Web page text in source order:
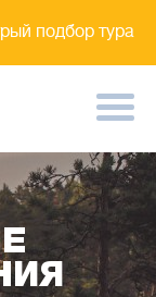
подбор тура